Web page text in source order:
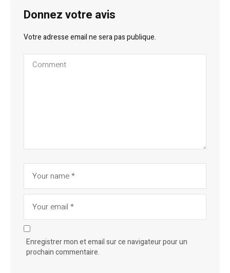
Donnez votre avis
Votre adresse email ne sera pas publique.
Enregistrer mon et email sur ce navigateur pour un
prochain commentaire.